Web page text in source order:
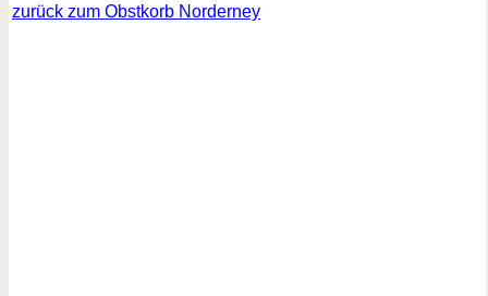
zurück zum Obstkorb Norderney